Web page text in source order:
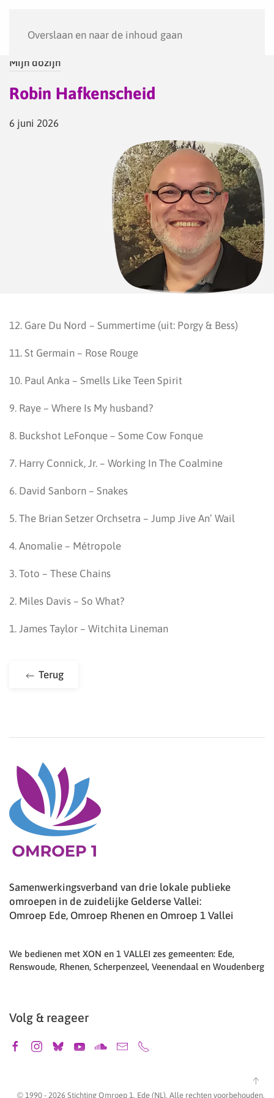
Overslaan en naar de inhoud gaan
Mijn dozijn
Robin Hafkenscheid
6 juni 2026
12. Gare Du Nord – Summertime (uit: Porgy & Bess)
11. St Germain – Rose Rouge
10. Paul Anka – Smells Like Teen Spirit
9. Raye – Where Is My husband?
8. Buckshot LeFonque – Some Cow Fonque
7. Harry Connick, Jr. – Working In The Coalmine
6. David Sanborn – Snakes
5. The Brian Setzer Orchsetra – Jump Jive An’ Wail
4. Anomalie – Métropole
3. Toto – These Chains
2. Miles Davis – So What?
1. James Taylor – Witchita Lineman
Terug
Samenwerkingsverband van drie lokale publieke
omroepen in de zuidelijke Gelderse Vallei:
Omroep Ede, Omroep Rhenen en Omroep 1 Vallei
We bedienen met XON en 1 VALLEI zes gemeenten: Ede,
Renswoude, Rhenen, Scherpenzeel, Veenendaal en Woudenberg
Volg & reageer
© 1990 - 2026 Stichting Omroep 1, Ede (NL). Alle rechten voorbehouden.